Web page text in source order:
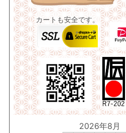
カートも安全です。
2026年8月